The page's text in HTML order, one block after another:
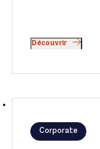
Découvrir
Corporate